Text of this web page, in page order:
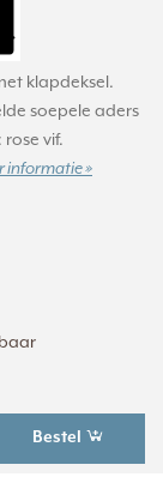
klapdeksel.
soepele aders
rose vif.
informatie »
Bestel